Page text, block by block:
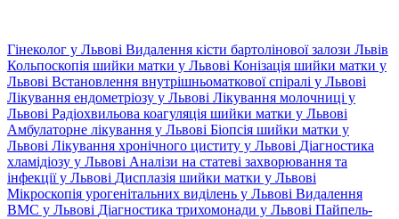
Гінеколог у Львові Видалення кісти бартолінової залози Львів
Кольпоскопія шийки матки у Львові Конізація шийки матки у
Львові Встановлення внутрішньоматкової спіралі у Львові
Лікування ендометріозу у Львові Лікування молочниці у
Львові Радіохвильова коагуляція шийки матки у Львові
Амбулаторне лікування у Львові Біопсія шийки матки у
Львові Лікування хронічного циститу у Львові Діагностика
хламідіозу у Львові Аналізи на статеві захворювання та
інфекції у Львові Дисплазія шийки матки у Львові
Мікроскопія урогенітальних виділень у Львові Видалення
ВМС у Львові Діагностика трихомонади у Львові Пайпель-